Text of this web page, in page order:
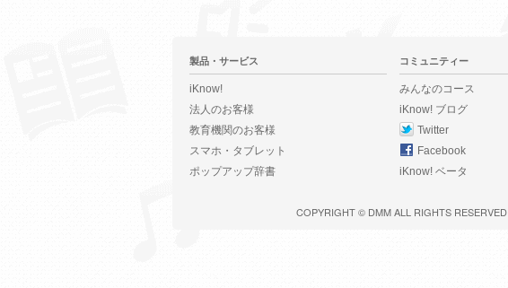
製品・サービス
iKnow!
法人のお客様
教育機関のお客様
スマホ・タブレット
ポップアップ辞書
コミュニティー
みんなのコース
iKnow! ブログ
Twitter
Facebook
iKnow! ベータ
COPYRIGHT © DMMALL RIGHTS RESERVED